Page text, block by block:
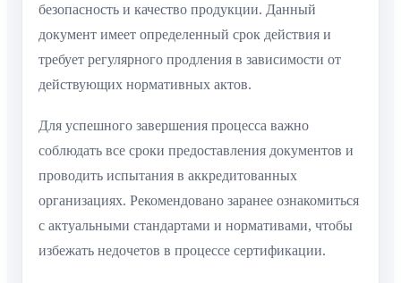
безопасность и качество продукции. Данный
документ имеет определенный срок действия и
требует регулярного продления в зависимости от
действующих нормативных актов.
Для успешного завершения процесса важно
соблюдать все сроки предоставления документов и
проводить испытания в аккредитованных
организациях. Рекомендовано заранее ознакомиться
с актуальными стандартами и нормативами, чтобы
избежать недочетов в процессе сертификации.